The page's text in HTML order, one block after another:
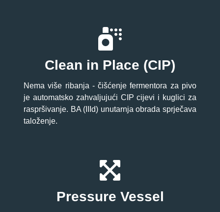
Clean in Place (CIP)
Nema više ribanja - čišćenje fermentora za pivo
je automatsko zahvaljujući CIP cijevi i kuglici za
raspršivanje. BA (IIId) unutarnja obrada sprječava
taloženje.
Pressure Vessel